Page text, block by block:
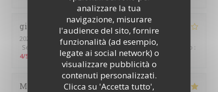
analizzare la tua
navigazione, misurare
l'audience del sito, fornire
funzionalità (ad esempio,
legate ai social network) o
visualizzare pubblicità o
contenuti personalizzati.
Clicca su 'Accetta tutto',
gilles
2022-03-11
- 12:00 - Ospiti 2
Servizio
Atmosfera:4/5 Cucina: 4/5 Qualità / Prezzo :
4/5
Marie AnneB